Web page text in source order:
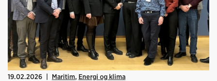
19.02.2026 | Maritim, Energi og klima